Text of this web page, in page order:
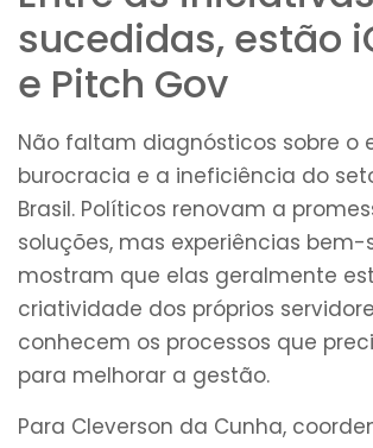
sucedidas, estão
e Pitch Gov
Não faltam diagnósticos sobre o
burocracia e a ineficiência do
Brasil. Políticos renovam a
soluções, mas experiências
mostram que elas geralmente
criatividade dos próprios
conhecem os processos que
para melhorar a gestão.
Para Cleverson da Cunha,